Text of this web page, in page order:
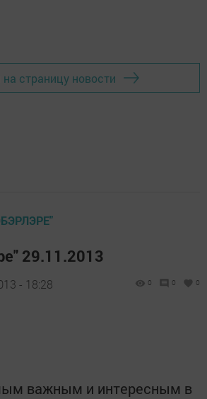
на страницу новости
29.11.2013
- 18:28 0 0 0
важным и интересным в